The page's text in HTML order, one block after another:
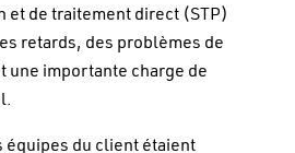
et de traitement direct (STP)
retards, des problèmes de
une importante charge de
équipes du client étaient